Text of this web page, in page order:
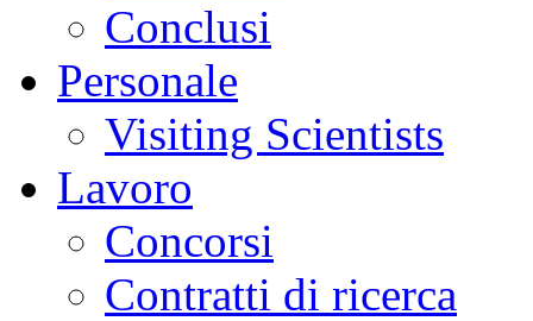
Conclusi
Personale
Visiting Scientists
Lavoro
Concorsi
Contratti di ricerca